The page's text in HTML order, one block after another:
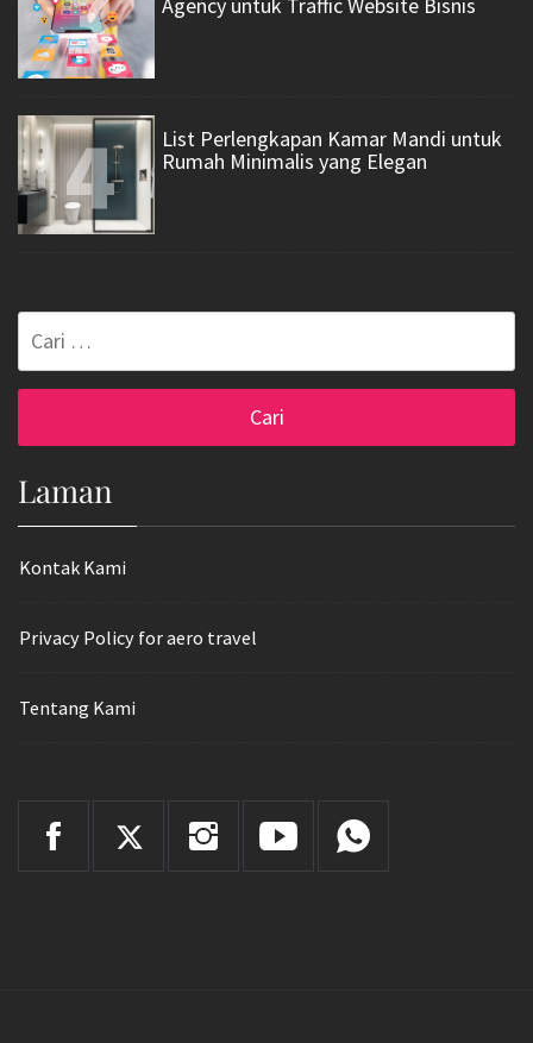
4
List Perlengkapan Kamar Mandi untuk
Rumah Minimalis yang Elegan
Laman
Kontak Kami
Privacy Policy for aero travel
Tentang Kami